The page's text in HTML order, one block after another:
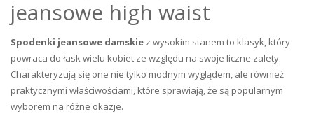
jeansowe high waist
Spodenki jeansowe damskie z wysokim stanem to klasyk, który
powraca do łask wielu kobiet ze względu na swoje liczne zalety.
Charakteryzują się one nie tylko modnym wyglądem, ale również
praktycznymi właściwościami, które sprawiają, że są popularnym
wyborem na różne okazje.